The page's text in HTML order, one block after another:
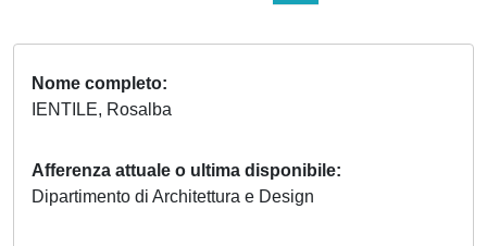
Nome completo
IENTILE, Rosalba
Afferenza attuale o ultima disponibile
Dipartimento di Architettura e Design